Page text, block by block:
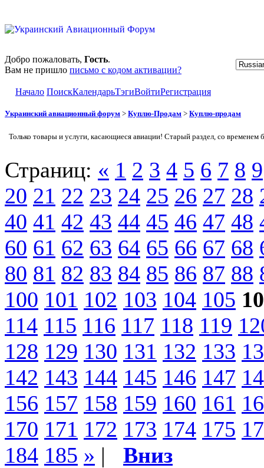
Добро пожаловать, Гость.
Вам не пришло письмо с кодом активации?
Начало ПоискКалендарьТэгиВойтиРегистрация
Украинский авиационный форум > Куплю-Продам > Куплю-продам
Только товары и услуги, касающиеся авиации! Старый раздел, со временем
Страниц: « 1 2 3 4 5 6 7 8 9
20 21 22 23 24 25 26 27 28
40 41 42 43 44 45 46 47 48
60 61 62 63 64 65 66 67 68
80 81 82 83 84 85 86 87 88
100 101 102 103 104 105
114 115 116 117 118 119
128 129 130 131 132 133
142 143 144 145 146 147
156 157 158 159 160 161
170 171 172 173 174 175
184 185 » | Вниз